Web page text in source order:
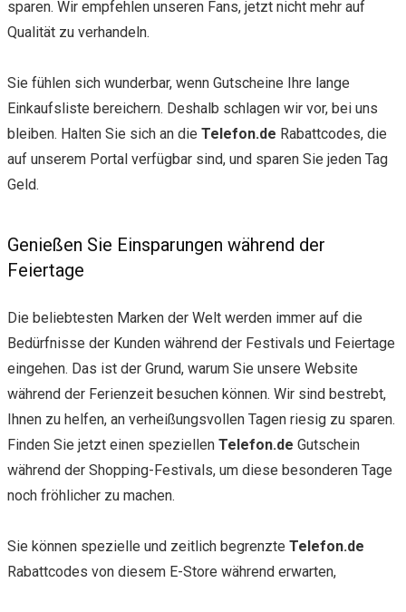
sparen. Wir empfehlen unseren Fans, jetzt nicht mehr auf
Qualität zu verhandeln.
Sie fühlen sich wunderbar, wenn Gutscheine Ihre lange
Einkaufsliste bereichern. Deshalb schlagen wir vor, bei uns
bleiben. Halten Sie sich an die Telefon.de Rabattcodes, die
auf unserem Portal verfügbar sind, und sparen Sie jeden Tag
Geld.
Genießen Sie Einsparungen während der
Feiertage
Die beliebtesten Marken der Welt werden immer auf die
Bedürfnisse der Kunden während der Festivals und Feiertage
eingehen. Das ist der Grund, warum Sie unsere Website
während der Ferienzeit besuchen können. Wir sind bestrebt,
Ihnen zu helfen, an verheißungsvollen Tagen riesig zu sparen.
Finden Sie jetzt einen speziellen Telefon.de Gutschein
während der Shopping-Festivals, um diese besonderen Tage
noch fröhlicher zu machen.
Sie können spezielle und zeitlich begrenzte Telefon.de
Rabattcodes von diesem E-Store während erwarten,